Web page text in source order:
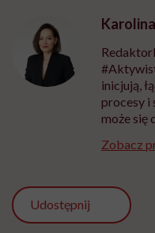
inicjują,
procesy i
może się
Zobacz
Udostępnij